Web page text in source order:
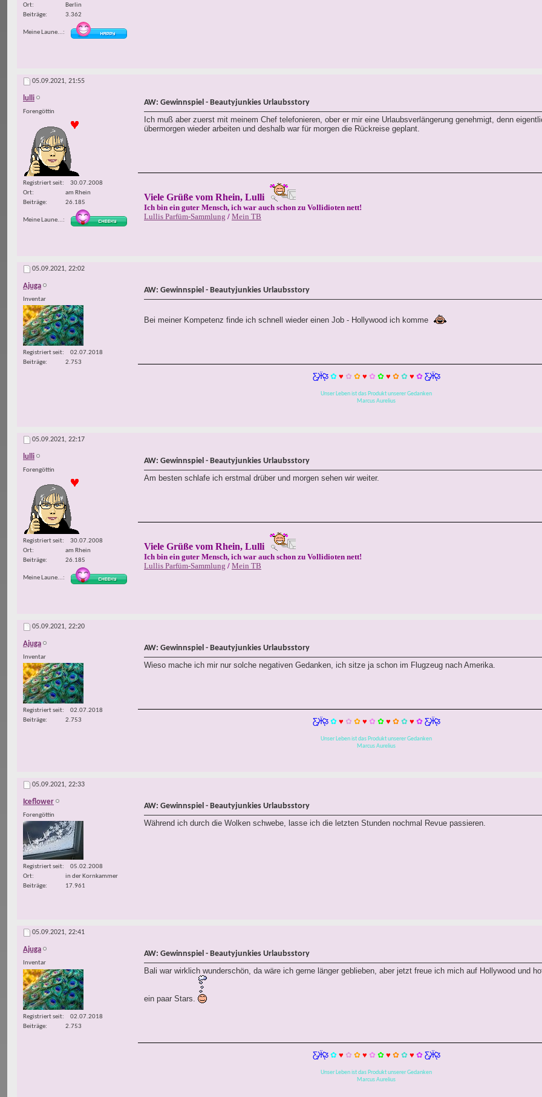
Ort
Berlin
Beiträge
3.362
Meine Laune...
05.09.2021, 21:55
lulli
Forengöttin
Registriert seit
30.07.2008
Ort
am Rhein
Beiträge
26.185
Meine Laune...
AW: Gewinnspiel - Beautyjunkies Urlaubsstory
Ich muß aber zuerst mit meinem Chef telefonieren, ober er mir eine Urlaubsverlängerung genehmigt, denn
übermorgen wieder arbeiten und deshalb war für morgen die Rückreise geplant.
Viele Grüße vom Rhein, Lulli
Ich bin ein guter Mensch, ich war auch schon zu Vollidioten nett!
Lullis Parfüm-Sammlung / Mein TB
05.09.2021, 22:02
Ajuga
Inventar
Registriert seit
02.07.2018
Beiträge
2.753
AW: Gewinnspiel - Beautyjunkies Urlaubsstory
Bei meiner Kompetenz finde ich schnell wieder einen Job - Hollywood ich komme
Ƹ̵̡Ӝ̵̨̄Ʒ ✿ ♥ ✿ ✿ ♥ ✿ ✿ ♥ ✿ ✿ ♥ ✿ Ƹ̵̡Ӝ̵̨̄Ʒ
Unser Leben ist das Produkt unserer Gedanken
Marcus Aurelius
05.09.2021, 22:17
lulli
Forengöttin
Registriert seit
30.07.2008
Ort
am Rhein
Beiträge
26.185
Meine Laune...
AW: Gewinnspiel - Beautyjunkies Urlaubsstory
Am besten schlafe ich erstmal drüber und morgen sehen wir weiter.
Viele Grüße vom Rhein, Lulli
Ich bin ein guter Mensch, ich war auch schon zu Vollidioten nett!
Lullis Parfüm-Sammlung / Mein TB
05.09.2021, 22:20
Ajuga
Inventar
Registriert seit
02.07.2018
Beiträge
2.753
AW: Gewinnspiel - Beautyjunkies Urlaubsstory
Wieso mache ich mir nur solche negativen Gedanken, ich sitze ja schon im Flugzeug nach Amerika.
Ƹ̵̡Ӝ̵̨̄Ʒ ✿ ♥ ✿ ✿ ♥ ✿ ✿ ♥ ✿ ✿ ♥ ✿ Ƹ̵̡Ӝ̵̨̄Ʒ
Unser Leben ist das Produkt unserer Gedanken
Marcus Aurelius
05.09.2021, 22:33
Iceflower
Forengöttin
Registriert seit
05.02.2008
Ort
in der Kornkammer
Beiträge
17.961
AW: Gewinnspiel - Beautyjunkies Urlaubsstory
Während ich durch die Wolken schwebe, lasse ich die letzten Stunden nochmal Revue passieren.
05.09.2021, 22:41
Ajuga
Inventar
Registriert seit
02.07.2018
Beiträge
2.753
AW: Gewinnspiel - Beautyjunkies Urlaubsstory
Bali war wirklich wunderschön, da wäre ich gerne länger geblieben, aber jetzt freue ich mich auf Hollywood und
ein paar Stars.
Ƹ̵̡Ӝ̵̨̄Ʒ ✿ ♥ ✿ ✿ ♥ ✿ ✿ ♥ ✿ ✿ ♥ ✿ Ƹ̵̡Ӝ̵̨̄Ʒ
Unser Leben ist das Produkt unserer Gedanken
Marcus Aurelius